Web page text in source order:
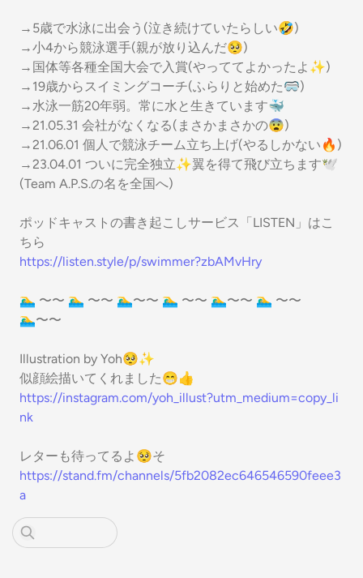
→5歳で水泳に出会う(泣き続けていたらしい🤣)
→小4から競泳選手(親が放り込んだ🥺)
→国体等各種全国大会で入賞(やっててよかったよ✨)
→19歳からスイミングコーチ(ふらりと始めた🥽)
→水泳一筋20年弱。常に水と生きています🐳
→21.05.31 会社がなくなる(まさかまさかの😨)
→21.06.01 個人で競泳チーム立ち上げ(やるしかない🔥)
→23.04.01 ついに完全独立✨翼を得て飛び立ちます🕊
(Team A.P.S.の名を全国へ)
ポッドキャストの書き起こしサービス「LISTEN」はこ
ちら
https://listen.style/p/swimmer?zbAMvHry
🏊‍♂️ 〜〜 🏊‍♂️ 〜〜 🏊‍♂️〜〜 🏊‍♂️ 〜〜 🏊‍♂️〜〜 🏊‍♂️ 〜〜
🏊‍♂️〜〜
Illustration by Yoh🥺✨
似顔絵描いてくれました😁👍
https://instagram.com/yoh_illust?utm_medium=copy_li
nk
レターも待ってるよ🥺そ
https://stand.fm/channels/5fb2082ec646546590feee3
a